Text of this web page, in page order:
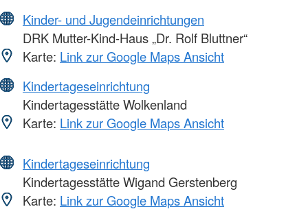
Kinder- und Jugendeinrichtungen
DRK Mutter-Kind-Haus „Dr. Rolf Bluttner“
Karte: Link zur Google Maps Ansicht
Kindertageseinrichtung
Kindertagesstätte Wolkenland
Karte: Link zur Google Maps Ansicht
Kindertageseinrichtung
Kindertagesstätte Wigand Gerstenberg
Karte: Link zur Google Maps Ansicht